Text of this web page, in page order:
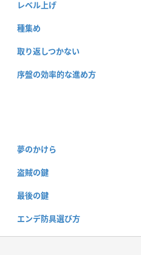
レベル上げ
種集め
取り返しつかない
序盤の効率的な進め方
夢のかけら
盗賊の鍵
最後の鍵
エンデ防具選び方